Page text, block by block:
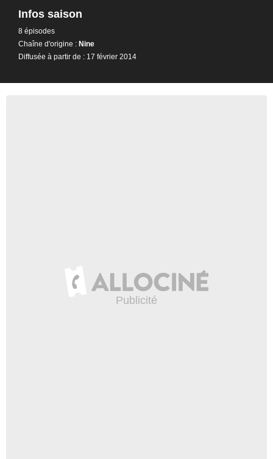
Infos saison
8 épisodes
Chaîne d'origine : Nine
Diffusée à partir de : 17 février 2014